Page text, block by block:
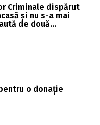
Criminale dispărut
și nu s-a mai
de două...
o donație